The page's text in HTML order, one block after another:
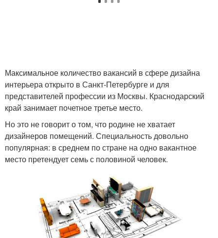
Максимальное количество вакансий в сфере дизайна
интерьера открыто в Санкт-Петербурге и для
представителей профессии из Москвы. Краснодарский
край занимает почетное третье место.
Но это не говорит о том, что родине не хватает
дизайнеров помещений. Специальность довольно
популярная: в среднем по стране на одно вакантное
место претендует семь с половиной человек.